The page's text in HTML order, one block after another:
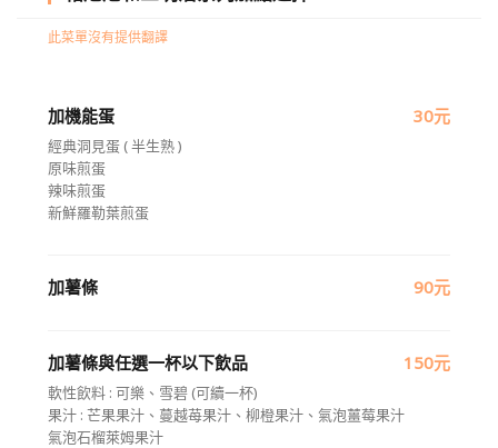
此菜單沒有提供翻譯
加機能蛋 30元
經典洞見蛋 ( 半生熟 )
原味煎蛋
辣味煎蛋
新鮮羅勒葉煎蛋
加薯條 90元
加薯條與任選一杯以下飲品 150元
軟性飲料 : 可樂、雪碧 (可續一杯)
果汁 : 芒果果汁、蔓越苺果汁、柳橙果汁、氣泡薑莓果汁
氣泡石榴萊姆果汁